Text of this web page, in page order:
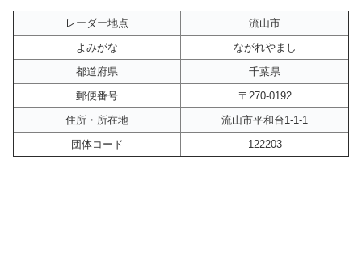
レーダー地点
流山市
よみがな
ながれやまし
都道府県
千葉県
郵便番号
〒270-0192
住所・所在地
流山市平和台1-1-1
団体コード
122203